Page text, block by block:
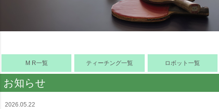
M R一覧 ティーチング一覧 ロボット一覧
お知らせ
2026.05.22